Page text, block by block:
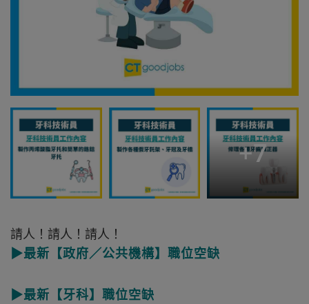
+7
請人！請人！請人！
▶最新【政府／公共機構】職位空缺
▶最新【牙科】職位空缺